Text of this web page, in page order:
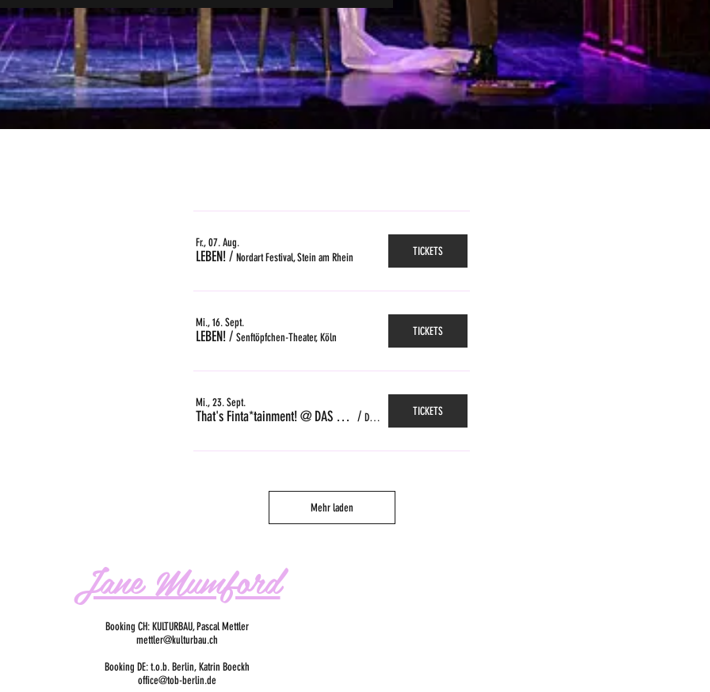
Fr., 07. Aug.
LEBEN!/ Nordart Festival, Stein am Rhein TICKETS
Mi., 16. Sept.
LEBEN!/ Senftöpfchen-Theater, Köln TICKETS
Mi., 23. Sept.
That's Finta*tainment! @ DAS GLEIS, Zürich / Das Gleis, Zürich TICKETS
Mehr laden
Jane Mumford
Booking CH: KULTURBAU, Pascal Mettler
mettler@kulturbau.ch
Booking DE: t.o.b. Berlin, Katrin Boeckh
office@tob-berlin.de